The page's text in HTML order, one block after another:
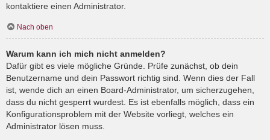
kontaktiere einen Administrator.
Nach oben
Warum kann ich mich nicht anmelden?
Dafür gibt es viele mögliche Gründe. Prüfe zunächst, ob dein
Benutzername und dein Passwort richtig sind. Wenn dies der Fall
ist, wende dich an einen Board-Administrator, um sicherzugehen,
dass du nicht gesperrt wurdest. Es ist ebenfalls möglich, dass ein
Konfigurationsproblem mit der Website vorliegt, welches ein
Administrator lösen muss.